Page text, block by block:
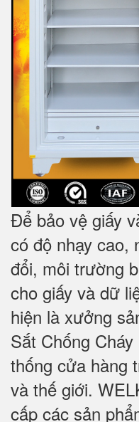
Để bảo vệ giấy
có độ nhạy cao,
đổi, môi trường
cho giấy và dữ
hiện là xưởng
Sắt Chống
thống cửa hàng
và thế giới.
cấp các sản